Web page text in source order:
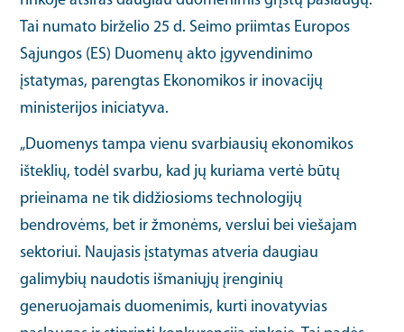
Tai numato birželio 25 d. Seimo priimtas Europos
Sąjungos (ES) Duomenų akto įgyvendinimo
įstatymas, parengtas Ekonomikos ir inovacijų
ministerijos iniciatyva.
„Duomenys tampa vienu svarbiausių ekonomikos
išteklių, todėl svarbu, kad jų kuriama vertė būtų
prieinama ne tik didžiosioms technologijų
bendrovėms, bet ir žmonėms, verslui bei viešajam
sektoriui. Naujasis įstatymas atveria daugiau
galimybių naudotis išmaniųjų įrenginių
generuojamais duomenimis, kurti inovatyvias